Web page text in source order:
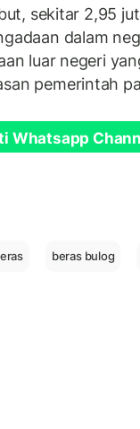
sekitar 2,95
dalam
luar negeri
pemerintah
Whatsapp
beras bulog